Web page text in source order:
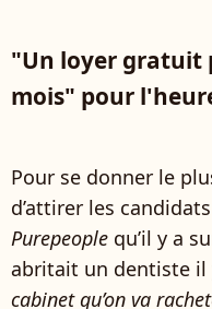
"Un loyer gratuit
mois" pour
Pour se donner le
d’attirer les
Purepeople qu’il y a
abritait un dentiste il
cabinet qu’on va